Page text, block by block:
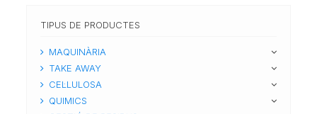
TIPUS DE PRODUCTES
MAQUINÀRIA
TAKE AWAY
CEL·LULOSA
QUIMICS